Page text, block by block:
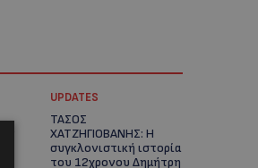
UPDATES
ΤΑΣΟΣ
ΧΑΤΖΗΓΙΟΒΑΝΗΣ: Η
συγκλονιστική ιστορία
του 12χρονου Δημήτρη